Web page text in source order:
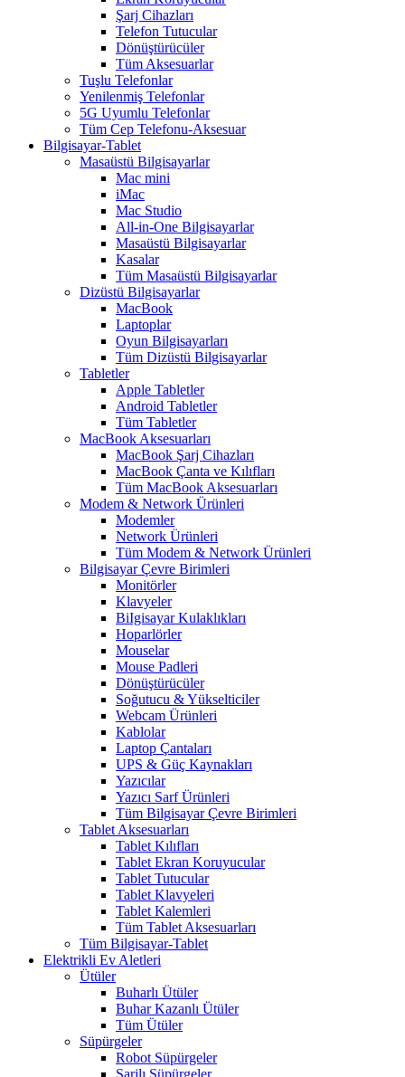
Şarj Cihazları
Telefon Tutucular
Dönüştürücüler
Tüm Aksesuarlar
Tuşlu Telefonlar
Yenilenmiş Telefonlar
5G Uyumlu Telefonlar
Tüm Cep Telefonu-Aksesuar
Bilgisayar-Tablet
Masaüstü Bilgisayarlar
Mac mini
iMac
Mac Studio
All-in-One Bilgisayarlar
Masaüstü Bilgisayarlar
Kasalar
Tüm Masaüstü Bilgisayarlar
Dizüstü Bilgisayarlar
MacBook
Laptoplar
Oyun Bilgisayarları
Tüm Dizüstü Bilgisayarlar
Tabletler
Apple Tabletler
Android Tabletler
Tüm Tabletler
MacBook Aksesuarları
MacBook Şarj Cihazları
MacBook Çanta ve Kılıfları
Tüm MacBook Aksesuarları
Modem & Network Ürünleri
Modemler
Network Ürünleri
Tüm Modem & Network Ürünleri
Bilgisayar Çevre Birimleri
Monitörler
Klavyeler
BiIgisayar Kulaklıkları
Hoparlörler
Mouselar
Mouse Padleri
Dönüştürücüler
Soğutucu & Yükselticiler
Webcam Ürünleri
Kablolar
Laptop Çantaları
UPS & Güç Kaynakları
Yazıcılar
Yazıcı Sarf Ürünleri
Tüm Bilgisayar Çevre Birimleri
Tablet Aksesuarları
Tablet Kılıfları
Tablet Ekran Koruyucular
Tablet Tutucular
Tablet Klavyeleri
Tablet Kalemleri
Tüm Tablet Aksesuarları
Tüm Bilgisayar-Tablet
Elektrikli Ev Aletleri
Ütüler
Buharlı Ütüler
Buhar Kazanlı Ütüler
Tüm Ütüler
Süpürgeler
Robot Süpürgeler
Şarjlı Süpürgeler